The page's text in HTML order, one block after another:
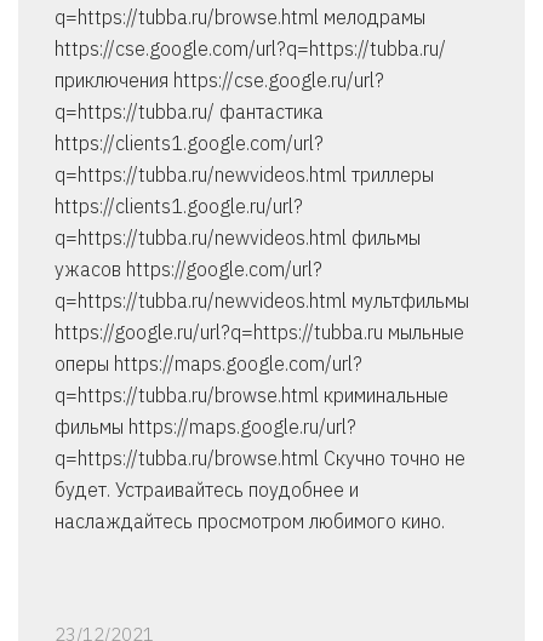
q=https://tubba.ru/browse.html мелодрамы
https://cse.google.com/url?q=https://tubba.ru/
приключения https://cse.google.ru/url?
q=https://tubba.ru/ фантастика
https://clients1.google.com/url?
q=https://tubba.ru/newvideos.html триллеры
https://clients1.google.ru/url?
q=https://tubba.ru/newvideos.html фильмы
ужасов https://google.com/url?
q=https://tubba.ru/newvideos.html мультфильмы
https://google.ru/url?q=https://tubba.ru мыльные
оперы https://maps.google.com/url?
q=https://tubba.ru/browse.html криминальные
фильмы https://maps.google.ru/url?
q=https://tubba.ru/browse.html Скучно точно не
будет. Устраивайтесь поудобнее и
наслаждайтесь просмотром любимого кино.
23/12/2021